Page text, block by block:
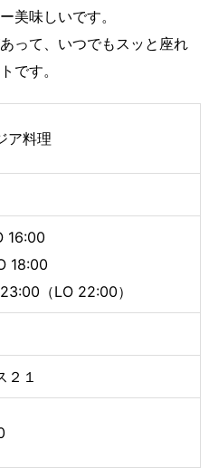
美味しいです。
って、いつでもスッと座れ
です。
ア料理
16:00
18:00
（LO 22:00）
２１